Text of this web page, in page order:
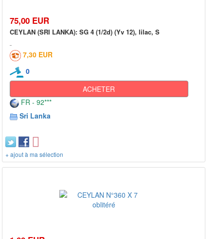
75,00 EUR
CEYLAN (SRI LANKA): SG 4 (1/2d) (Yv 12), lilac, S
7,30 EUR
0
ACHETER
FR - 92***
Sri Lanka
+ ajout à ma sélection